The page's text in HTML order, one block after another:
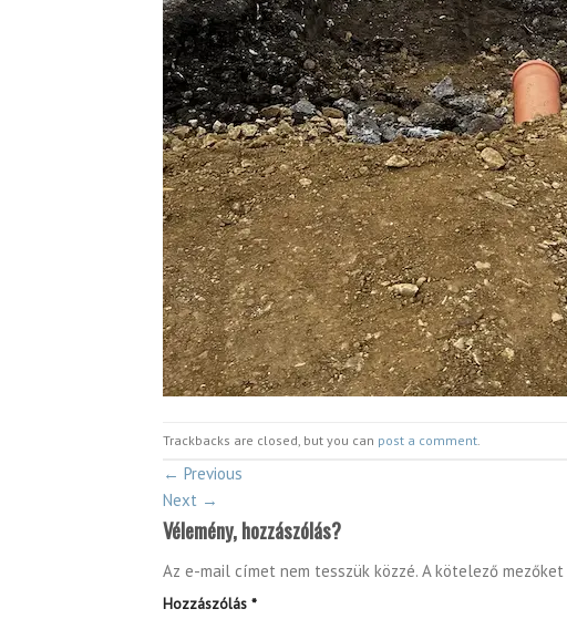
Trackbacks are closed, but you can post a comment
← Previous
Next →
Vélemény, hozzászólás?
Az e-mail címet nem tesszük közzé. A kötelező mezőket
Hozzászólás *